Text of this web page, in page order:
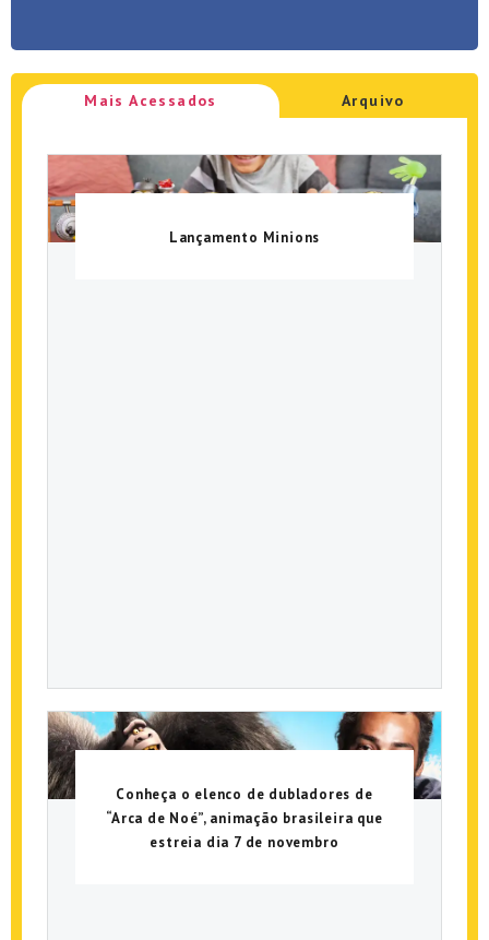
Mais Acessados Arquivo
Lançamento Minions
Conheça o elenco de dubladores de
“Arca de Noé”, animação brasileira que
estreia dia 7 de novembro